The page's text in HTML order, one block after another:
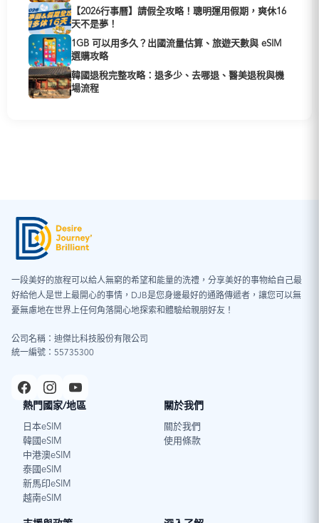
【2026行事曆】請假全攻略！聰明運用假期，爽休16
天不是夢！
1GB 可以用多久？出國流量估算、旅遊天數與 eSIM
選購攻略
韓國退稅完整攻略：退多少、去哪退、醫美退稅與機
場流程
一段美好的旅程可以給人無窮的希望和能量的洗禮，分享美好的事物給自己最
好給他人是世上最開心的事情，DJB是您身邊最好的通路傳遞者，讓您可以無
憂無慮地在世界上任何角落開心地探索和體驗給親朋好友！
公司名稱：迪傑比科技股份有限公司
統一編號：55735300
熱門國家/地區
日本eSIM
韓國eSIM
中港澳eSIM
泰國eSIM
新馬印eSIM
越南eSIM
關於我們
關於我們
使用條款